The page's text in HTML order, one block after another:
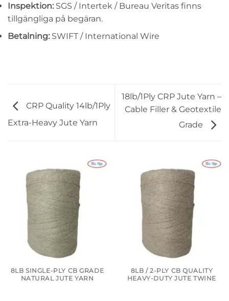
Inspektion: SGS / Intertek / Bureau Veritas finns
tillgängliga på begäran.
Betalning: SWIFT / International Wire
CRP Quality 14lb/1Ply
Extra-Heavy Jute Yarn
18lb/1Ply CRP Jute Yarn –
Cable Filler & Geotextile
Grade
8LB SINGLE-PLY CB GRADE
NATURAL JUTE YARN
8LB / 2-PLY CB QUALITY
HEAVY-DUTY JUTE TWINE